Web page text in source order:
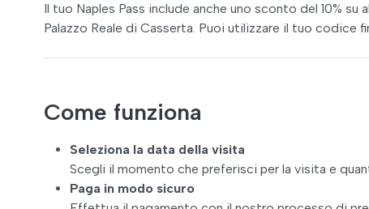
Il tuo Naples Pass include anche uno sconto del 10%
Palazzo Reale di Casserta. Puoi utilizzare il tuo codice
Come funziona
Seleziona la data della visita
Scegli il momento che preferisci per la visita e
Paga in modo sicuro